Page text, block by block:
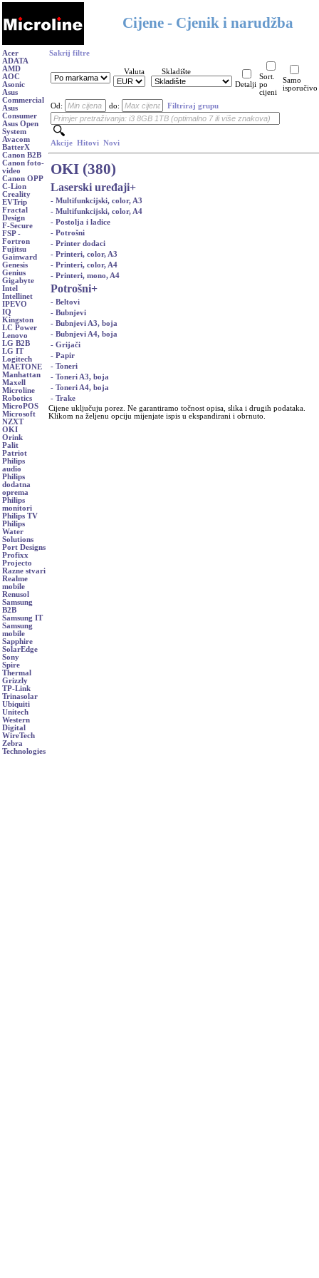
Cijene - Cjenik i narudžba
Acer
ADATA
AMD
AOC
Asonic
Asus
Commercial
Asus
Consumer
Asus Open
System
Avacom
BatterX
Canon B2B
Canon foto-
video
Canon OPP
C-Lion
Creality
EVTrip
Fractal
Design
F-Secure
FSP -
Fortron
Fujitsu
Gainward
Genesis
Genius
Gigabyte
Intel
Intellinet
IPEVO
IQ
Kingston
LC Power
Lenovo
LG B2B
LG IT
Logitech
MAETONE
Manhattan
Maxell
Microline
Robotics
MicroPOS
Microsoft
NZXT
OKI
Orink
Palit
Patriot
Philips
audio
Philips
dodatna
oprema
Philips
monitori
Philips TV
Philips
Water
Solutions
Port Designs
Profixx
Projecto
Razne stvari
Realme
mobile
Renusol
Samsung
B2B
Samsung IT
Samsung
mobile
Sapphire
SolarEdge
Sony
Spire
Thermal
Grizzly
TP-Link
Trinasolar
Ubiquiti
Unitech
Western
Digital
WireTech
Zebra
Technologies
Sakrij filtre
Valuta
Skladište
Detalji
Sort.
po
cijeni
Samo
isporučivo
Od: do: Filtriraj grupu
Akcije Hitovi Novi
OKI (380)
Laserski uređaji+
- Multifunkcijski, color, A3
- Multifunkcijski, color, A4
- Postolja i ladice
- Potrošni
- Printer dodaci
- Printeri, color, A3
- Printeri, color, A4
- Printeri, mono, A4
Potrošni+
- Beltovi
- Bubnjevi
- Bubnjevi A3, boja
- Bubnjevi A4, boja
- Grijači
- Papir
- Toneri
- Toneri A3, boja
- Toneri A4, boja
- Trake
Cijene uključuju porez. Ne garantiramo točnost opisa, slika i drugih podataka.
Klikom na željenu opciju mijenjate ispis u ekspandirani i obrnuto.